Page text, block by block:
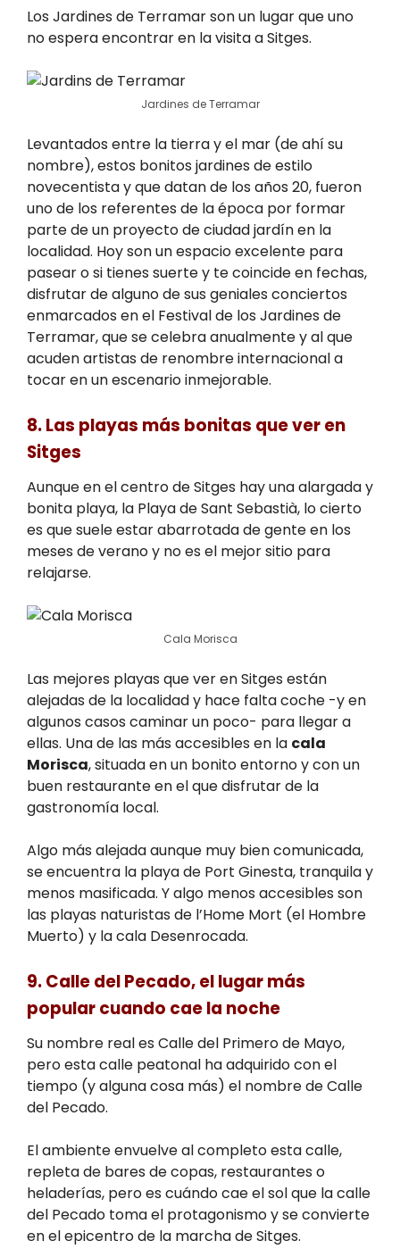
Los Jardines de Terramar son un lugar que uno
no espera encontrar en la visita a Sitges.
Jardines de Terramar
Levantados entre la tierra y el mar (de ahí su
nombre), estos bonitos jardines de estilo
novecentista y que datan de los años 20, fueron
uno de los referentes de la época por formar
parte de un proyecto de ciudad jardín en la
localidad. Hoy son un espacio excelente para
pasear o si tienes suerte y te coincide en fechas,
disfrutar de alguno de sus geniales conciertos
enmarcados en el Festival de los Jardines de
Terramar, que se celebra anualmente y al que
acuden artistas de renombre internacional a
tocar en un escenario inmejorable.
8. Las playas más bonitas que ver en
Sitges
Aunque en el centro de Sitges hay una alargada y
bonita playa, la Playa de Sant Sebastià, lo cierto
es que suele estar abarrotada de gente en los
meses de verano y no es el mejor sitio para
relajarse.
Cala Morisca
Las mejores playas que ver en Sitges están
alejadas de la localidad y hace falta coche -y en
algunos casos caminar un poco- para llegar a
ellas. Una de las más accesibles en la cala
Morisca, situada en un bonito entorno y con un
buen restaurante en el que disfrutar de la
gastronomía local.
Algo más alejada aunque muy bien comunicada,
se encuentra la playa de Port Ginesta, tranquila y
menos masificada. Y algo menos accesibles son
las playas naturistas de l’Home Mort (el Hombre
Muerto) y la cala Desenrocada.
9. Calle del Pecado, el lugar más
popular cuando cae la noche
Su nombre real es Calle del Primero de Mayo,
pero esta calle peatonal ha adquirido con el
tiempo (y alguna cosa más) el nombre de Calle
del Pecado.
El ambiente envuelve al completo esta calle,
repleta de bares de copas, restaurantes o
heladerías, pero es cuándo cae el sol que la calle
del Pecado toma el protagonismo y se convierte
en el epicentro de la marcha de Sitges.